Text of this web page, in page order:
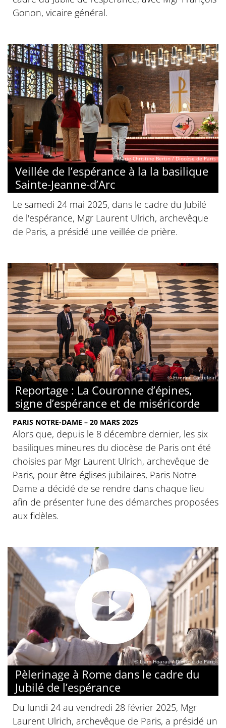
Gonon, vicaire général.
© Marie-Christine Bertin / Diocèse de Paris
Veillée de l’espérance à la la basilique
Sainte-Jeanne-d’Arc
Le samedi 24 mai 2025, dans le cadre du Jubilé
de l'espérance, Mgr Laurent Ulrich, archevêque
de Paris, a présidé une veillée de prière.
© Étienne Castelein
Reportage : La Couronne d’épines,
signe d’espérance et de miséricorde
PARIS NOTRE-DAME – 20 MARS 2025
Alors que, depuis le 8 décembre dernier, les six
basiliques mineures du diocèse de Paris ont été
choisies par Mgr Laurent Ulrich, archevêque de
Paris, pour être églises jubilaires, Paris Notre-
Dame a décidé de se rendre dans chaque lieu
afin de présenter l’une des démarches proposées
aux fidèles.
© Liam Hoarau / Diocèse de Paris
Pèlerinage à Rome dans le cadre du
Jubilé de l’espérance
Du lundi 24 au vendredi 28 février 2025, Mgr
Laurent Ulrich, archevêque de Paris, a présidé un